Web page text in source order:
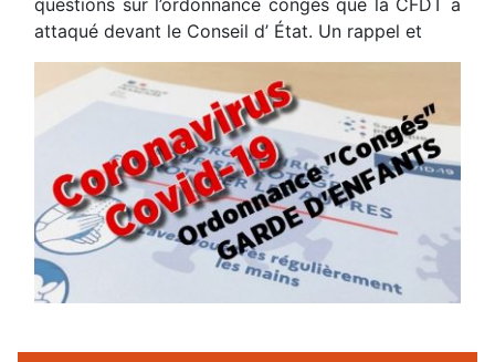
questions sur l’ordonnance congés que la CFDT a
attaqué devant le Conseil d’ État. Un rappel et